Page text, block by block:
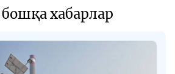
хабарлар